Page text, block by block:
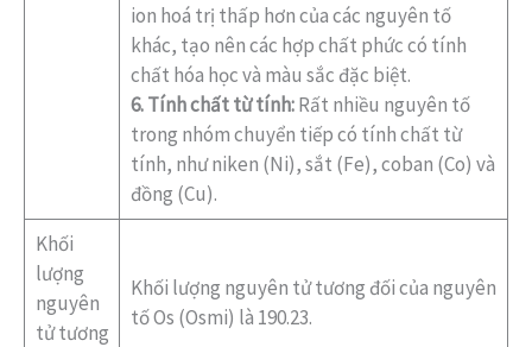
ion hoá trị thấp hơn của các nguyên tố
khác, tạo nên các hợp chất phức có tính
chất hóa học và màu sắc đặc biệt.
6. Tính chất từ tính:Rất nhiều nguyên tố
trong nhóm chuyển tiếp có tính chất từ
tính, như niken (Ni), sắt (Fe), coban (Co) và
đồng (Cu).
Khối
lượng
nguyên
tử tương
Khối lượng nguyên tử tương đối của nguyên
tố Os (Osmi) là 190.23.